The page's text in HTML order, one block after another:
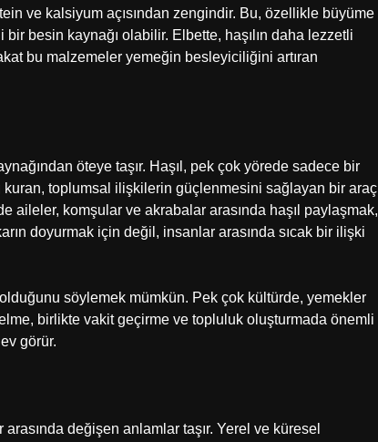
ve kalsiyum açısından zengindir. Bu, özellikle büyüme
besin kaynağı olabilir. Elbette, haşılın daha lezzetli
bu malzemeler yemeğin besleyiciliğini artıran
öteye taşır. Haşıl, pek çok yörede sadece bir
toplumsal ilişkilerin güçlenmesini sağlayan bir araç
aileler, komşular ve akrabalar arasında haşıl paylaşmak,
doyurmak için değil, insanlar arasında sıcak bir ilişki
söylemek mümkün. Pek çok kültürde, yemekler
birlikte vakit geçirme ve topluluk oluşturmada önemli
görür.
değişen anlamlar taşır. Yerel ve küresel